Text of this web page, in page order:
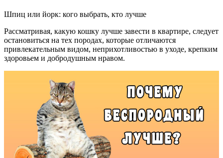
Шпиц или йорк: кого выбрать, кто лучше
Рассматривая, какую кошку лучше завести в квартире, следует
остановиться на тех породах, которые отличаются
привлекательным видом, неприхотливостью в уходе, крепким
здоровьем и добродушным нравом.